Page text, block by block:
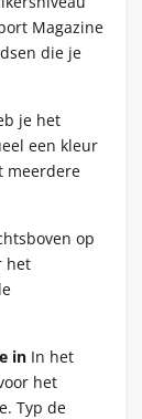
Magazine
die je
je het
een kleur
meerdere
op
het
in In het
het
Typ de